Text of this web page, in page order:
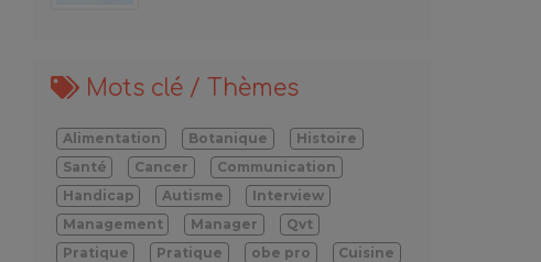
Mots clé / Thèmes
Alimentation Botanique
Histoire
Santé
Cancer
Communication
Handicap
Autisme
Interview
Management
Manager
Qvt
Pratique
Pratique obe pro
Cuisine